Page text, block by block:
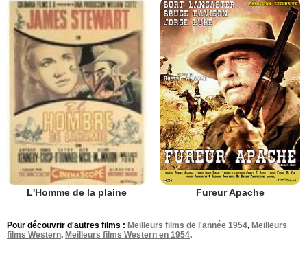
L'Homme de la plaine Fureur Apache
Pour découvrir d'autres films : Meilleurs films de l'année 1954, Meilleurs
films Western, Meilleurs films Western en 1954.